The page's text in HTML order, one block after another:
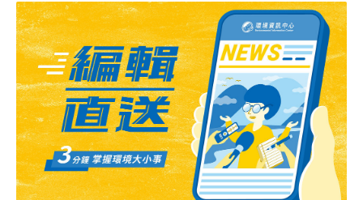
水牛僅後腳受輕傷。動保處發現，野化水牛誤踩陷阱為山
豬吊，山豬吊的設計是使用堅韌金屬鋼索，動物遭套住後
會劇烈掙扎，讓鋼索更加陷入動物肢體表皮，可能造成斷
肢、死亡等後果。動保處指出，已擴大抽查所有五金業者
是否販售捕獸鋏，也會同步宣導禁用山豬吊；至於陽明山
野化水牛所誤踩的山豬吊陷阱，已當成證物保管，會持續
調查案發原因。